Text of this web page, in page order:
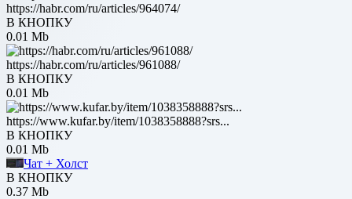
https://habr.com/ru/articles/964074/
В КНОПКУ
0.01 Mb
https://habr.com/ru/articles/961088/
В КНОПКУ
0.01 Mb
https://www.kufar.by/item/1038358888?srs...
В КНОПКУ
0.01 Mb
Чат + Холст
В КНОПКУ
0.37 Mb